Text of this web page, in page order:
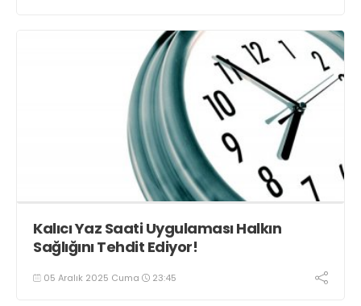
Kalıcı Yaz Saati Uygulaması Halkın
Sağlığını Tehdit Ediyor!
05 Aralık 2025 Cuma 23:45